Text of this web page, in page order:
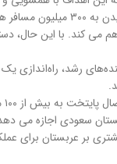
می کند. با این
رشد، راه‌اندازی
کند. آنها تاکنون ۳۹ فروند بوئینگ۷۸۷ سفارش داده‌اند که اولین تحویل آن در سال ۲۰۲۵ است.
سعودی اجازه می
بر عربستان برای